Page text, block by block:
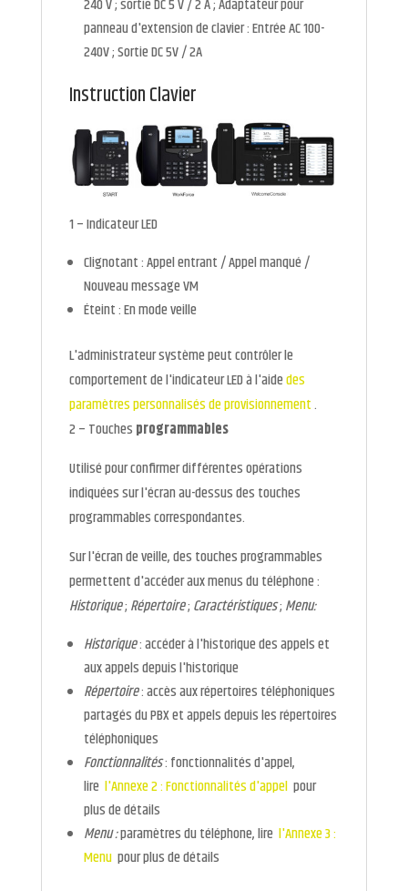
240 V ; sortie DC 5 V / 2 A ; Adaptateur pour
panneau d'extension de clavier : Entrée AC 100-
240V ; Sortie DC 5V / 2A
Instruction Clavier
1 – Indicateur LED
Clignotant : Appel entrant / Appel manqué /
Nouveau message VM
Éteint : En mode veille
L'administrateur système peut contrôler le
comportement de l'indicateur LED à l'aidedes
paramètres personnalisés de provisionnement.
2 – Touches programmables
Utilisé pour confirmer différentes opérations
indiquées sur l'écran au-dessus des touches
programmables correspondantes.
Sur l'écran de veille, des touches programmables
permettent d'accéder aux menus du téléphone :
Historique; Répertoire; Caractéristiques; Menu:
Historique: accéder à l'historique des appels et
aux appels depuis l'historique
Répertoire: accès aux répertoires téléphoniques
partagés du PBX et appels depuis les répertoires
téléphoniques
Fonctionnalités: fonctionnalités d'appel,
lire l'Annexe 2 : Fonctionnalités d'appelpour
plus de détails
Menu :paramètres du téléphone, lire l'Annexe 3 :
Menupour plus de détails